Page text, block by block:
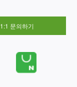
1:1 문의하기